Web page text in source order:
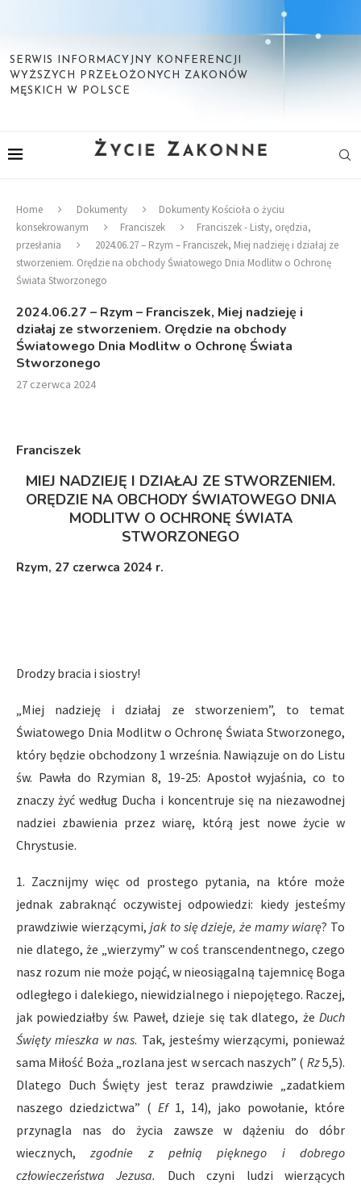
SERWIS INFORMACYJNY KONFERENCJI
WYŻSZYCH PRZEŁOŻONYCH ZAKONÓW
MĘSKICH W POLSCE
Home Dokumenty
Dokumenty Kościoła o życiu
konsekrowanym
Franciszek
Franciszek - Listy, orędzia,
przesłania
2024.06.27 – Rzym – Franciszek, Miej nadzieję i działaj ze
stworzeniem. Orędzie na obchody Światowego Dnia Modlitw o Ochronę
Świata Stworzonego
2024.06.27 – Rzym – Franciszek, Miej nadzieję i
działaj ze stworzeniem. Orędzie na obchody
Światowego Dnia Modlitw o Ochronę Świata
Stworzonego
27 czerwca 2024
Franciszek
MIEJ NADZIEJĘ I DZIAŁAJ ZE STWORZENIEM.
ORĘDZIE NA OBCHODY ŚWIATOWEGO DNIA
MODLITW O OCHRONĘ ŚWIATA
STWORZONEGO
Rzym, 27 czerwca 2024 r.
Drodzy bracia i siostry!
„Miej nadzieję i działaj ze stworzeniem”, to temat
Światowego Dnia Modlitw o Ochronę Świata Stworzonego,
który będzie obchodzony 1 września. Nawiązuje on do Listu
św. Pawła do Rzymian 8, 19-25: Apostoł wyjaśnia, co to
znaczy żyć według Ducha i koncentruje się na niezawodnej
nadziei zbawienia przez wiarę, którą jest nowe życie w
Chrystusie.
1. Zacznijmy więc od prostego pytania, na które może
jednak zabraknąć oczywistej odpowiedzi: kiedy jesteśmy
prawdziwie wierzącymi, jak to się dzieje, że mamy wiarę? To
nie dlatego, że „wierzymy” w coś transcendentnego, czego
nasz rozum nie może pojąć, w nieosiągalną tajemnicę Boga
odległego i dalekiego, niewidzialnego i niepojętego. Raczej,
jak powiedziałby św. Paweł, dzieje się tak dlatego, że Duch
Święty mieszka w nas. Tak, jesteśmy wierzącymi, ponieważ
sama Miłość Boża „rozlana jest w sercach naszych” ( Rz5,5).
Dlatego Duch Święty jest teraz prawdziwie „zadatkiem
naszego dziedzictwa” ( Ef1, 14), jako powołanie, które
przynagla nas do życia zawsze w dążeniu do dóbr
wiecznych,zgodnie z pełnią pięknego i dobrego
człowieczeństwa Jezusa.
Duch czyni ludzi wierzących